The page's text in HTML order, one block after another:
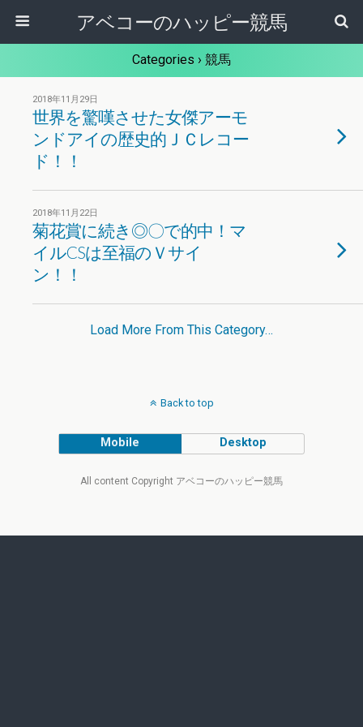
アベコーのハッピー競馬
Categories › 競馬
2018年11月29日
世界を驚嘆させた女傑アーモ
ンドアイの歴史的ＪＣレコー
ド！！
2018年11月22日
菊花賞に続き◎〇で的中！マ
イルCSは至福のＶサイ
ン！！
Load More From This Category…
Back to top
Mobile Desktop
All content Copyright アベコーのハッピー競馬